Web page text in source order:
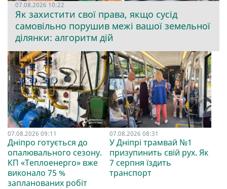
07.08.2026 10:22
Як захистити свої права, якщо сусід
самовільно порушив межі вашої земельної
ділянки: алгоритм дій
07.08.2026 09:11
Дніпро готується до
опалювального сезону.
КП «Теплоенерго» вже
виконало 75 %
запланованих робіт
07.08.2026 08:31
У Дніпрі трамвай №1
призупинить свій рух. Як
7 серпня їздить
транспорт